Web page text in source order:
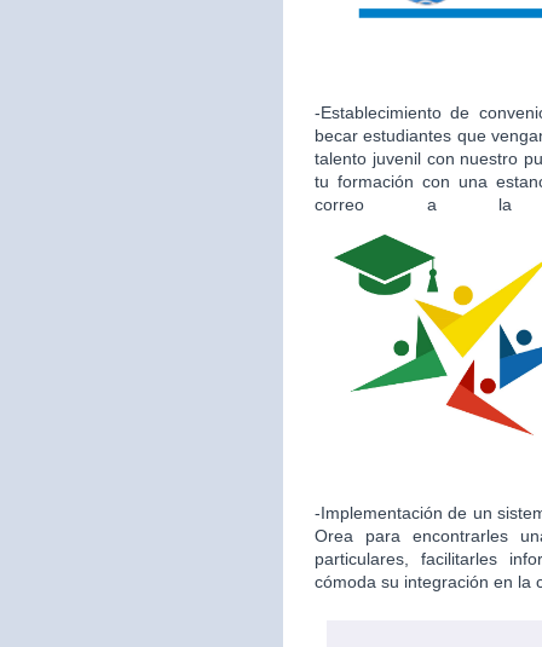
-Establecimiento de
becar estudiantes que
talento juvenil con nuestro
tu formación con una
correo a la
-Implementación de un
Orea para encontrarles
particulares, facilitarles
cómoda su integración en la